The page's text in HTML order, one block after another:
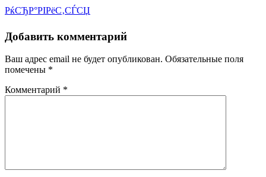
РќСЂР°РІРёС‚СЃСЏ
Добавить комментарий
Ваш адрес email не будет опубликован. Обязательные поля
помечены *
Комментарий *